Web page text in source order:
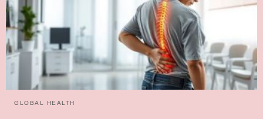
GLOBAL HEALTH